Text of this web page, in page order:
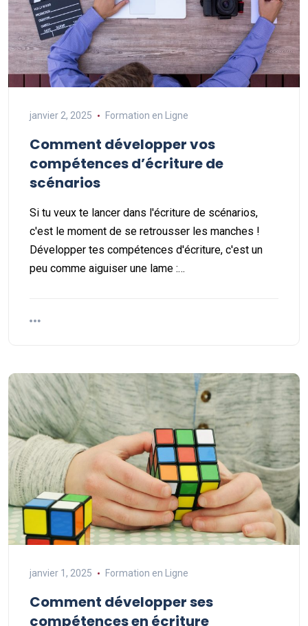
janvier 2, 2025 Formation en Ligne
Comment développer vos
compétences d’écriture de
scénarios
Si tu veux te lancer dans l'écriture de scénarios,
c'est le moment de se retrousser les manches !
Développer tes compétences d'écriture, c'est un
peu comme aiguiser une lame :…
janvier 1, 2025 Formation en Ligne
Comment développer ses
compétences en écriture